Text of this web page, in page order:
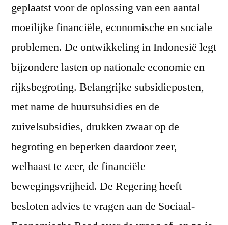
geplaatst voor de oplossing van een aantal
moeilijke financiële, economische en sociale
problemen. De ontwikkeling in Indonesië legt
bijzondere lasten op nationale economie en
rijksbegroting. Belangrijke subsidieposten,
met name de huursubsidies en de
zuivelsubsidies, drukken zwaar op de
begroting en beperken daardoor zeer,
welhaast te zeer, de financiële
bewegingsvrijheid. De Regering heeft
besloten advies te vragen aan de Sociaal-